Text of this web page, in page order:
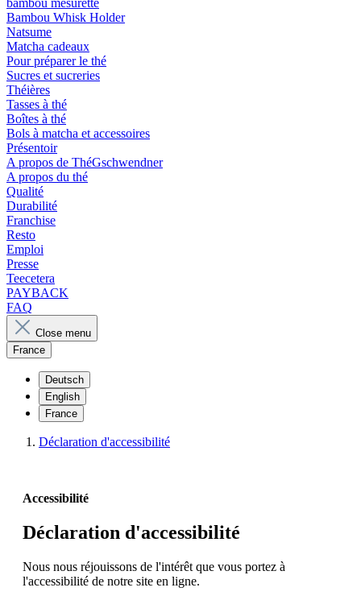
bambou mesurette
Bambou Whisk Holder
Natsume
Matcha cadeaux
Pour préparer le thé
Sucres et sucreries
Théières
Tasses à thé
Boîtes à thé
Bols à matcha et accessoires
Présentoir
A propos de ThéGschwendner
A propos du thé
Qualité
Durabilité
Franchise
Resto
Emploi
Presse
Teecetera
PAYBACK
FAQ
Close menu
France
Deutsch
English
France
Déclaration d'accessibilité
Accessibilité
Déclaration d'accessibilité
Nous nous réjouissons de l'intérêt que vous portez à
l'accessibilité de notre site en ligne.